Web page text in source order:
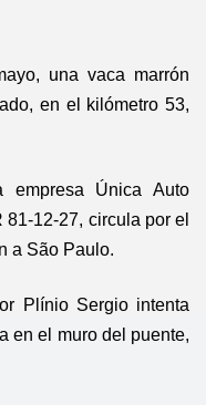
una vaca marrón
en el kilómetro 53,
Única Auto
12-27, circula por el
a São Paulo.
Plínio Sergio intenta
en el muro del puente,